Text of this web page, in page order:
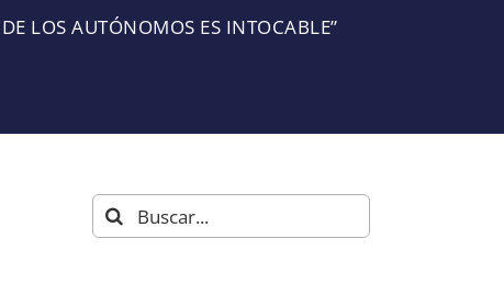
LOS AUTÓNOMOS ES INTOCABLE”
Buscar: